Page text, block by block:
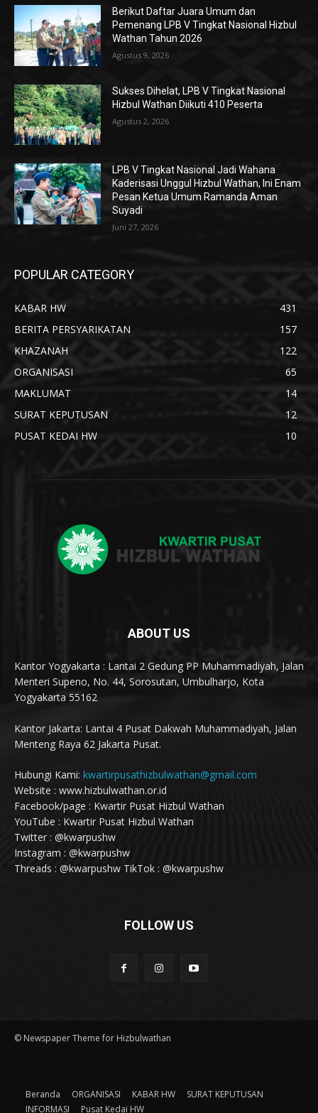
Berikut Daftar Juara Umum dan
Pemenang LPB V Tingkat Nasional Hizbul
Wathan Tahun 2026
Agustus 9, 2026
Sukses Dihelat, LPB V Tingkat Nasional
Hizbul Wathan Diikuti 410 Peserta
Agustus 2, 2026
LPB V Tingkat Nasional Jadi Wahana
Kaderisasi Unggul Hizbul Wathan, Ini Enam
Pesan Ketua Umum Ramanda Aman
Suyadi
Juni 27, 2026
POPULAR CATEGORY
KABAR HW
431
BERITA PERSYARIKATAN
157
KHAZANAH
122
ORGANISASI
65
MAKLUMAT
14
SURAT KEPUTUSAN
12
PUSAT KEDAI HW
10
ABOUT US
Kantor Yogyakarta : Lantai 2 Gedung PP Muhammadiyah, Jalan
Menteri Supeno, No. 44, Sorosutan, Umbulharjo, Kota
Yogyakarta 55162
Kantor Jakarta: Lantai 4 Pusat Dakwah Muhammadiyah, Jalan
Menteng Raya 62 Jakarta Pusat.
Hubungi Kami: kwartirpusathizbulwathan@gmail.com
Website : www.hizbulwathan.or.id
Facebook/page : Kwartir Pusat Hizbul Wathan
YouTube : Kwartir Pusat Hizbul Wathan
Twitter : @kwarpushw
Instagram : @kwarpushw
Threads : @kwarpushw TikTok : @kwarpushw
FOLLOW US
© Newspaper Theme for Hizbulwathan
Beranda ORGANISASI KABAR HW
SURAT KEPUTUSAN
INFORMASI
Pusat Kedai HW